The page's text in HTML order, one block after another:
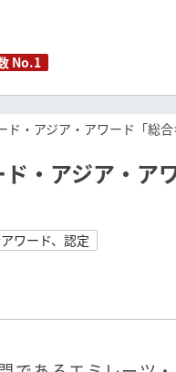
No.1
ド・アジア・アワード「総
・アジア・ア
ワード、認定